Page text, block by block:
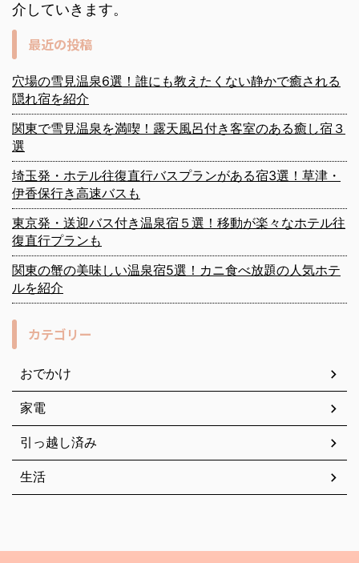
介していきます。
最近の投稿
穴場の雪見温泉6選！誰にも教えたくない静かで癒される
隠れ宿を紹介
関東で雪見温泉を満喫！露天風呂付き客室のある癒し宿３
選
埼玉発・ホテル往復直行バスプランがある宿3選！草津・
伊香保行き高速バスも
東京発・送迎バス付き温泉宿５選！移動が楽々なホテル往
復直行プランも
関東の蟹の美味しい温泉宿5選！カニ食べ放題の人気ホテ
ルを紹介
カテゴリー
おでかけ
家電
引っ越し済み
生活